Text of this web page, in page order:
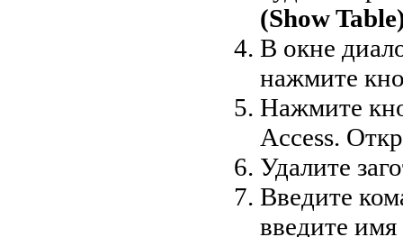
(Show
В окне
нажмите
Нажмите
Access.
Удалите
Введите
введите